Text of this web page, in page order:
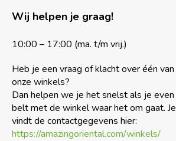
Wij helpen je graag!
10:00 – 17:00 (ma. t/m vrij.)
Heb je een vraag of klacht over één van
onze winkels?
Dan helpen we je het snelst als je even
belt met de winkel waar het om gaat. Je
vindt de contactgegevens hier:
https://amazingoriental.com/winkels/